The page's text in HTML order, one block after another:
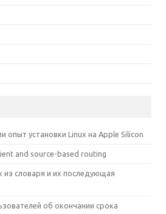
опыт установки Linux на Apple Silicon
and source-based routing
из словаря и их последующая
об окончании срока